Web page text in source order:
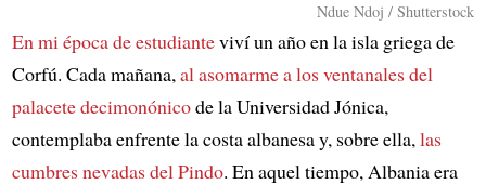
Ndue Ndoj / Shutterstock
En mi época de estudianteviví un año en la isla griega de
Corfú. Cada mañana,al asomarme a los ventanales del
palacete decimonónicode la Universidad Jónica,
contemplaba enfrente la costa albanesa y, sobre ella,las
cumbres nevadas del Pindo. En aquel tiempo, Albania era